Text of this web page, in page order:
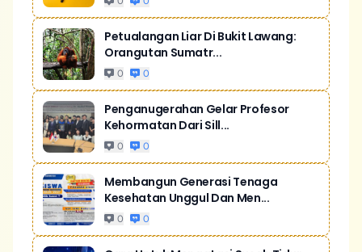
Petualangan Liar Di Bukit Lawang:
Orangutan Sumatr...
0 0
Penganugerahan Gelar Profesor
Kehormatan Dari Sill...
0 0
Membangun Generasi Tenaga
Kesehatan Unggul Dan Men...
0 0